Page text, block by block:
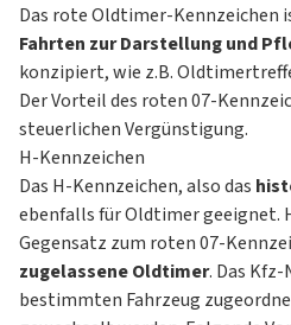
Das rote Oldtimer-Kennzeichen
Fahrten zur Darstellung und
konzipiert, wie z.B.
Der Vorteil des roten 07-
steuerlichen Vergünstigung.
H-Kennzeichen
Das H-Kennzeichen, also das
ebenfalls für Oldtimer geeignet.
Gegensatz zum roten 07-
zugelassene Oldtimer. Das
bestimmten Fahrzeug